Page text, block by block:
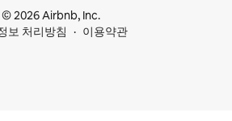
© 2026 Airbnb, Inc.
보 처리방침
이용약관